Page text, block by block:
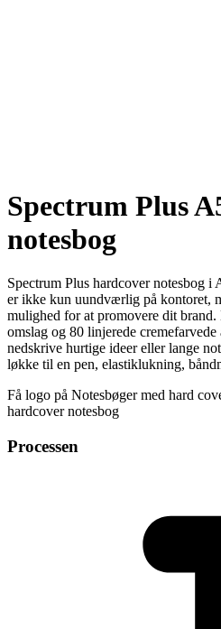
Spectrum Plus
notesbog
Spectrum Plus hardcover notesbog i
er ikke kun uundværlig på kontoret,
mulighed for at promovere dit
omslag og 80 linjerede
nedskrive hurtige ideer eller lange
løkke til en pen, elastiklukning,
Få logo på Notesbøger med hard
hardcover notesbog
Processen